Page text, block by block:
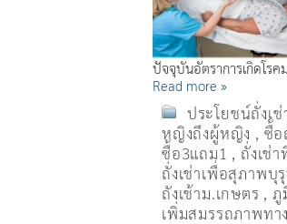
ปัจจุบันอัตราการเกิดโรค
Read more »
ประโยชน์ถั่งเช่
หญิงถึงผู้หญิง , ซื้อ
ซื้อ3แถม1 , ถั่งเช่า
ถั่งเช่าเพื่อสุภาพบุ
ถังเช้าม.เกษตร ,ภู
เพิ่มสมรรถภาพทา